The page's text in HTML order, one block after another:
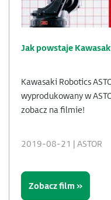
Jak powstaje
Kawasaki Robotics
wyprodukowany w
zobacz na filmie!
2019-08-21 | ASTOR
Zobacz film »